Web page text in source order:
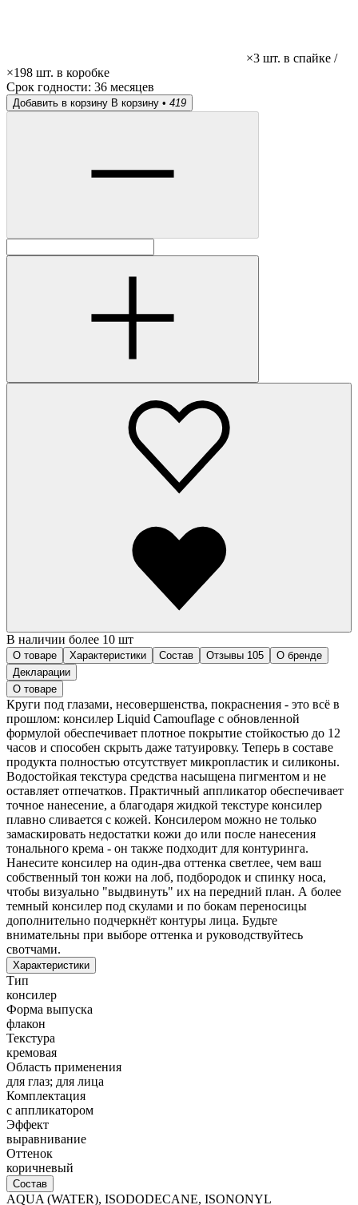
×3 шт. в спайке /
×198 шт. в коробке
Срок годности: 36 месяцев
Добавить в корзину В корзину • 419
В наличии более 10 шт
О товаре Характеристики Состав Отзывы 105
О бренде
Декларации
О товаре
Круги под глазами, несовершенства, покраснения - это всё в
прошлом: консилер Liquid Camouflage с обновленной
формулой обеспечивает плотное покрытие стойкостью до 12
часов и способен скрыть даже татуировку. Теперь в составе
продукта полностью отсутствует микропластик и силиконы.
Водостойкая текстура средства насыщена пигментом и не
оставляет отпечатков. Практичный аппликатор обеспечивает
точное нанесение, а благодаря жидкой текстуре консилер
плавно сливается с кожей. Консилером можно не только
замаскировать недостатки кожи до или после нанесения
тонального крема - он также подходит для контуринга.
Нанесите консилер на один-два оттенка светлее, чем ваш
собственный тон кожи на лоб, подбородок и спинку носа,
чтобы визуально "выдвинуть" их на передний план. А более
темный консилер под скулами и по бокам переносицы
дополнительно подчеркнёт контуры лица. Будьте
внимательны при выборе оттенка и руководствуйтесь
свотчами.
Характеристики
Тип
консилер
Форма выпуска
флакон
Текстура
кремовая
Область применения
для глаз; для лица
Комплектация
с аппликатором
Эффект
выравнивание
Оттенок
коричневый
Состав
AQUA (WATER), ISODODECANE, ISONONYL